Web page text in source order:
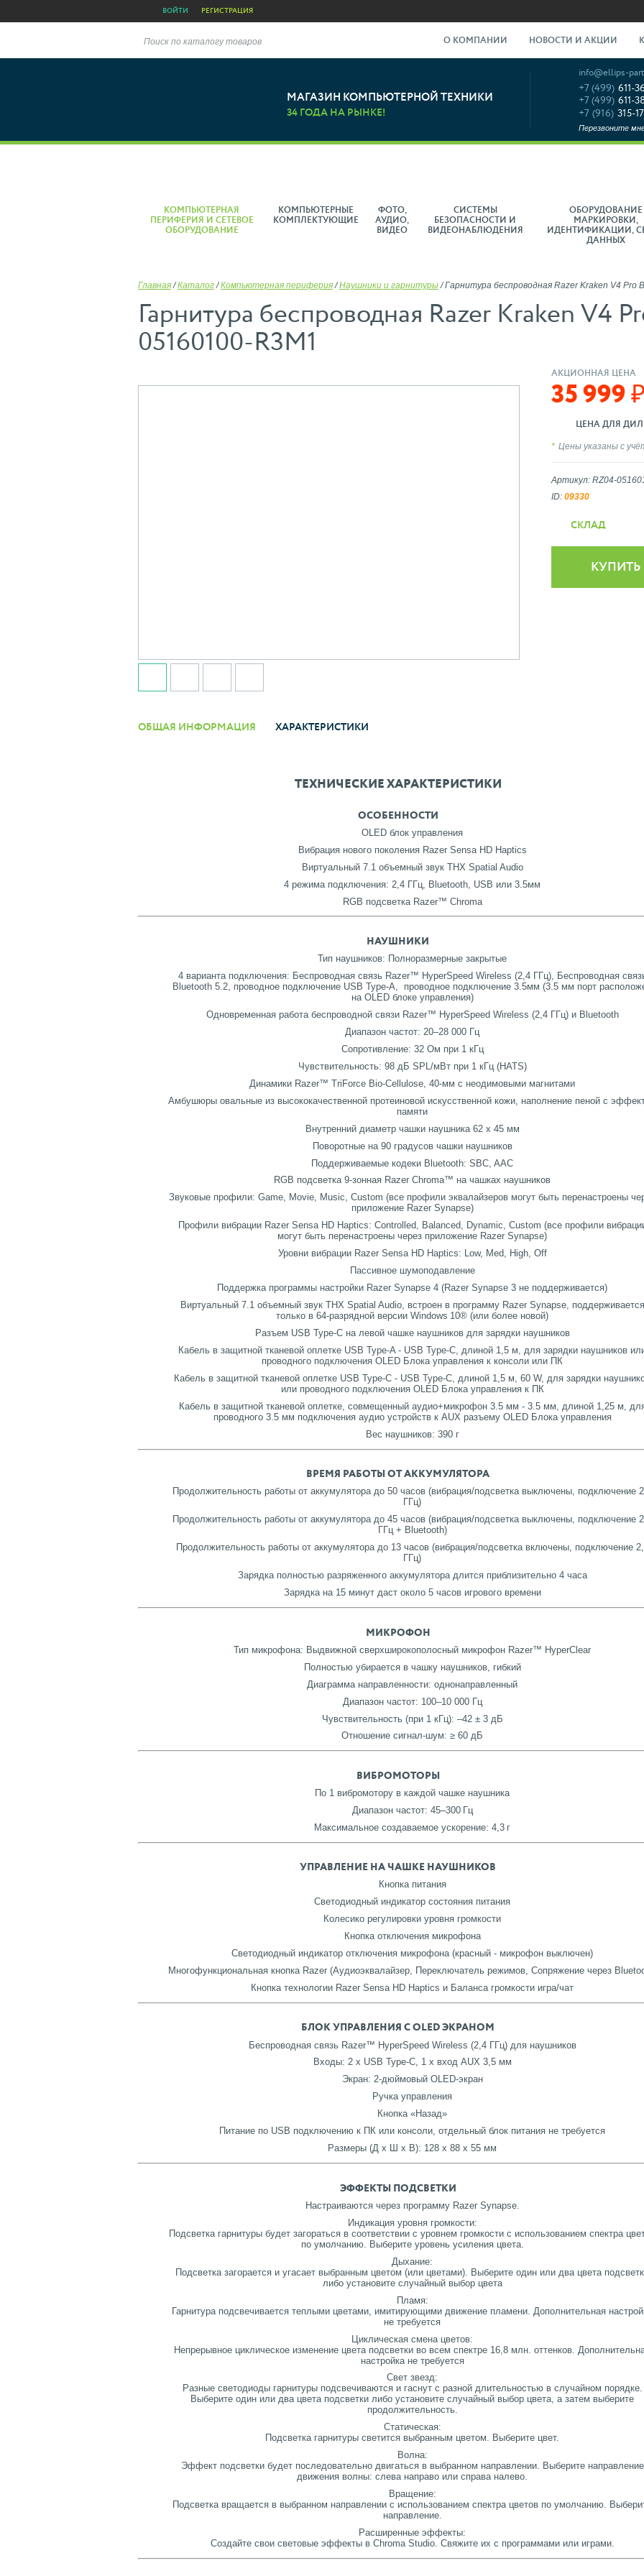
ВОЙТИ РЕГИСТРАЦИЯ
Поиск по каталогу товаров О КОМПАНИИ НОВОСТИ И АКЦИИ
МАГАЗИН КОМПЬЮТЕРНОЙ ТЕХНИКИ
34 ГОДА НА РЫНКЕ!
info@ellips-
+7 (499) 611-
+7 (499) 611-
+7 (916) 315-
Перезвоните
КОМПЬЮТЕРНАЯ
ПЕРИФЕРИЯ И СЕТЕВОЕ
ОБОРУДОВАНИЕ
КОМПЬЮТЕРНЫЕ
КОМПЛЕКТУЮЩИЕ
ФОТО,
АУДИО,
ВИДЕО
СИСТЕМЫ
БЕЗОПАСНОСТИ И
ВИДЕОНАБЛЮДЕНИЯ
ОБОРУДОВАНИЕ
МАРКИРОВКИ,
ИДЕНТИФИКАЦИИ,
ДАННЫХ
Главная /Каталог /Компьютерная периферия /Наушники и гарнитуры /Гарнитура беспроводная Razer Kraken V4 Pro
Гарнитура беспроводная Razer Kraken V4
05160100-R3M1
АКЦИОННАЯ ЦЕНА
35 999 ₽
ЦЕНА ДЛЯ
Цены указаны с
Артикул: RZ04-
ID: 09330
СКЛАД
КУПИТЬ
ОБЩАЯ ИНФОРМАЦИЯ ХАРАКТЕРИСТИКИ
ТЕХНИЧЕСКИЕ ХАРАКТЕРИСТИКИ
ОСОБЕННОСТИ
OLED блок управления
Вибрация нового поколения Razer Sensa HD Haptics
Виртуальный 7.1 объемный звук THX Spatial Audio
4 режима подключения: 2,4 ГГц, Bluetooth, USB или 3.5мм
RGB подсветка Razer™ Chroma
НАУШНИКИ
Тип наушников: Полноразмерные закрытые
4 варианта подключения: Беспроводная связь Razer™ HyperSpeed Wireless (2,4 ГГц), Беспроводная
Bluetooth 5.2, проводное подключение USB Type-A, проводное подключение 3.5мм (3.5 мм порт
на OLED блоке управления)
Одновременная работа беспроводной связи Razer™ HyperSpeed Wireless (2,4 ГГц) и Bluetooth
Диапазон частот: 20–28 000 Гц
Сопротивление: 32 Ом при 1 кГц
Чувствительность: 98 дБ SPL/мВт при 1 кГц (HATS)
Динамики Razer™ TriForce Bio-Cellulose, 40-мм с неодимовыми магнитами
Амбушюры овальные из высококачественной протеиновой искусственной кожи, наполнение пеной с
памяти
Внутренний диаметр чашки наушника 62 x 45 мм
Поворотные на 90 градусов чашки наушников
Поддерживаемые кодеки Bluetooth: SBC, AAC
RGB подсветка 9-зонная Razer Chroma™ на чашках наушников
Звуковые профили: Game, Movie, Music, Custom (все профили эквалайзеров могут быть перенастроены
приложение Razer Synapse)
Профили вибрации Razer Sensa HD Haptics: Controlled, Balanced, Dynamic, Custom (все профили
могут быть перенастроены через приложение Razer Synapse)
Уровни вибрации Razer Sensa HD Haptics: Low, Med, High, Off
Пассивное шумоподавление
Поддержка программы настройки Razer Synapse 4 (Razer Synapse 3 не поддерживается)
Виртуальный 7.1 объемный звук THX Spatial Audio, встроен в программу Razer Synapse, поддерживается
только в 64-разрядной версии Windows 10® (или более новой)
Разъем USB Type-C на левой чашке наушников для зарядки наушников
Кабель в защитной тканевой оплетке USB Type-A - USB Type-C, длиной 1,5 м, для зарядки наушников
проводного подключения OLED Блока управления к консоли или ПК
Кабель в защитной тканевой оплетке USB Type-C - USB Type-C, длиной 1,5 м, 60 W, для зарядки
или проводного подключения OLED Блока управления к ПК
Кабель в защитной тканевой оплетке, совмещенный аудио+микрофон 3.5 мм - 3.5 мм, длиной 1,25 м,
проводного 3.5 мм подключения аудио устройств к AUX разъему OLED Блока управления
Вес наушников: 390 г
ВРЕМЯ РАБОТЫ ОТ АККУМУЛЯТОРА
Продолжительность работы от аккумулятора до 50 часов (вибрация/подсветка выключены, подключение
ГГц)
Продолжительность работы от аккумулятора до 45 часов (вибрация/подсветка выключены, подключение
ГГц + Bluetooth)
Продолжительность работы от аккумулятора до 13 часов (вибрация/подсветка включены, подключение
ГГц)
Зарядка полностью разряженного аккумулятора длится приблизительно 4 часа
Зарядка на 15 минут даст около 5 часов игрового времени
МИКРОФОН
Тип микрофона: Выдвижной сверхширокополосный микрофон Razer™ HyperClear
Полностью убирается в чашку наушников, гибкий
Диаграмма направленности: однонаправленный
Диапазон частот: 100–10 000 Гц
Чувствительность (при 1 кГц): –42 ± 3 дБ
Отношение сигнал-шум: ≥ 60 дБ
ВИБРОМОТОРЫ
По 1 вибромотору в каждой чашке наушника
Диапазон частот: 45–300 Гц
Максимальное создаваемое ускорение: 4,3 г
УПРАВЛЕНИЕ НА ЧАШКЕ НАУШНИКОВ
Кнопка питания
Светодиодный индикатор состояния питания
Колесико регулировки уровня громкости
Кнопка отключения микрофона
Светодиодный индикатор отключения микрофона (красный - микрофон выключен)
Многофункциональная кнопка Razer (Аудиоэквалайзер, Переключатель режимов, Сопряжение через
Кнопка технологии Razer Sensa HD Haptics и Баланса громкости игра/чат
БЛОК УПРАВЛЕНИЯ С OLED ЭКРАНОМ
Беспроводная связь Razer™ HyperSpeed Wireless (2,4 ГГц) для наушников
Входы: 2 x USB Type-C, 1 x вход AUX 3,5 мм
Экран: 2-дюймовый OLED-экран
Ручка управления
Кнопка «Назад»
Питание по USB подключению к ПК или консоли, отдельный блок питания не требуется
Размеры (Д х Ш х В): 128 х 88 х 55 мм
ЭФФЕКТЫ ПОДСВЕТКИ
Настраиваются через программу Razer Synapse.
Индикация уровня громкости:
Подсветка гарнитуры будет загораться в соответствии с уровнем громкости с использованием спектра
по умолчанию. Выберите уровень усиления цвета.
Дыхание:
Подсветка загорается и угасает выбранным цветом (или цветами). Выберите один или два цвета
либо установите случайный выбор цвета
Пламя:
Гарнитура подсвечивается теплыми цветами, имитирующими движение пламени. Дополнительная
не требуется
Циклическая смена цветов:
Непрерывное циклическое изменение цвета подсветки во всем спектре 16,8 млн. оттенков.
настройка не требуется
Свет звезд:
Разные светодиоды гарнитуры подсвечиваются и гаснут с разной длительностью в случайном порядке.
Выберите один или два цвета подсветки либо установите случайный выбор цвета, а затем выберите
продолжительность.
Статическая:
Подсветка гарнитуры светится выбранным цветом. Выберите цвет.
Волна:
Эффект подсветки будет последовательно двигаться в выбранном направлении. Выберите направление
движения волны: слева направо или справа налево.
Вращение:
Подсветка вращается в выбранном направлении с использованием спектра цветов по умолчанию.
направление.
Расширенные эффекты:
Создайте свои световые эффекты в Chroma Studio. Свяжите их с программами или играми.